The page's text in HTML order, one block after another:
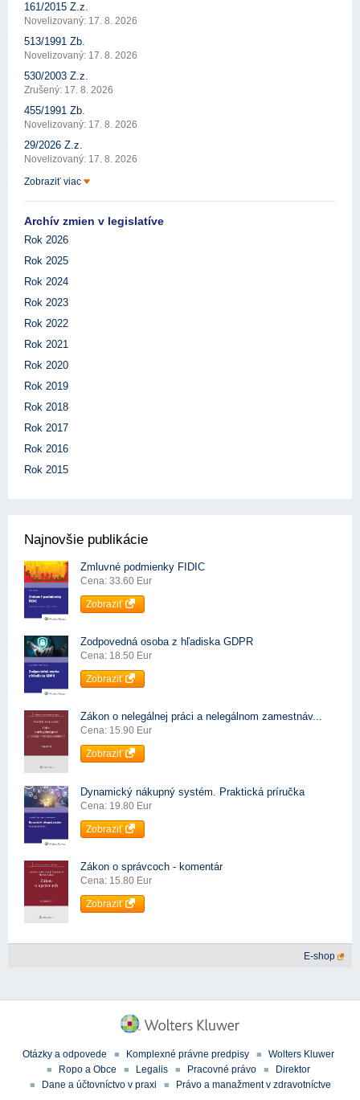
161/2015 Z.z.
Novelizovaný: 17. 8. 2026
513/1991 Zb.
Novelizovaný: 17. 8. 2026
530/2003 Z.z.
Zrušený: 17. 8. 2026
455/1991 Zb.
Novelizovaný: 17. 8. 2026
29/2026 Z.z.
Novelizovaný: 17. 8. 2026
Zobraziť viac
Archív zmien v legislatíve
Rok 2026
Rok 2025
Rok 2024
Rok 2023
Rok 2022
Rok 2021
Rok 2020
Rok 2019
Rok 2018
Rok 2017
Rok 2016
Rok 2015
Najnovšie publikácie
Zmluvné podmienky FIDIC
Cena: 33.60 Eur
Zobraziť
Zodpovedná osoba z hľadiska GDPR
Cena: 18.50 Eur
Zobraziť
Zákon o nelegálnej práci a nelegálnom zamestnáv...
Cena: 15.90 Eur
Zobraziť
Dynamický nákupný systém. Praktická príručka
Cena: 19.80 Eur
Zobraziť
Zákon o správcoch - komentár
Cena: 15.80 Eur
Zobraziť
E-shop
Otázky a odpovede Komplexné právne predpisy
Wolters Kluwer
Ropo a Obce
Legalis Pracovné právo
Direktor
Dane a účtovníctvo v praxi
Právo a manažment v zdravotníctve